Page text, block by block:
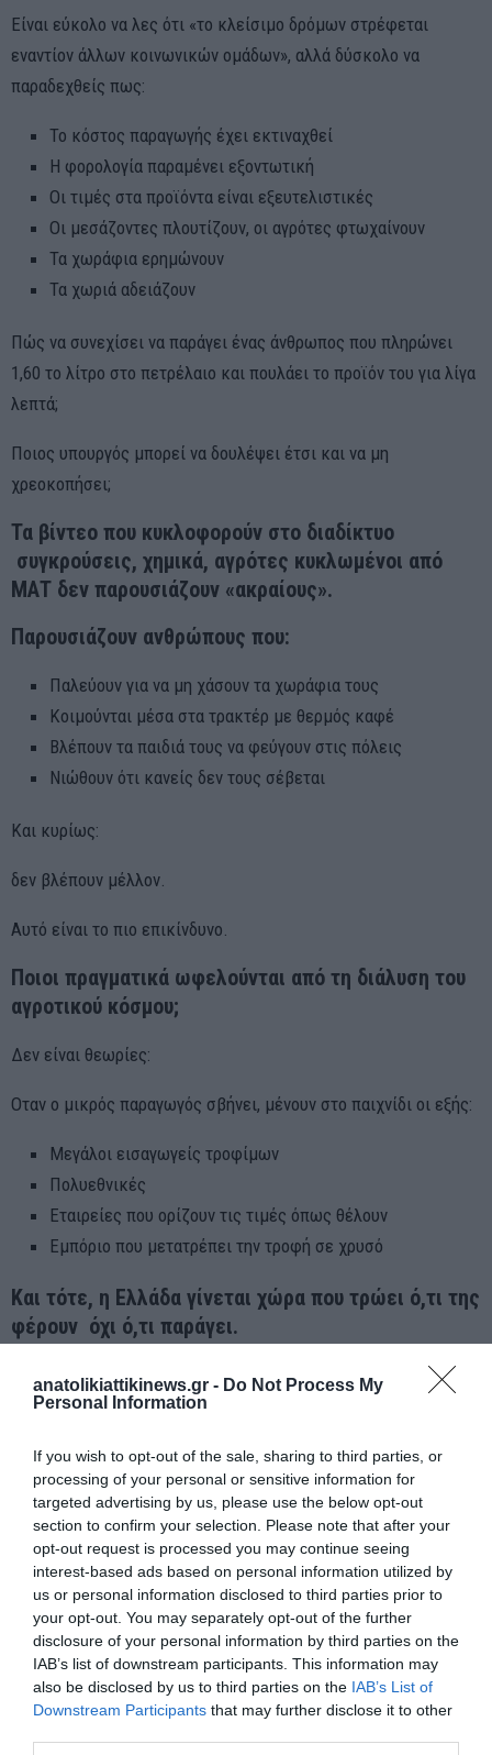
anatolikiattikinews.gr - Do Not Process My
Personal Information
If you wish to opt-out of the sale, sharing to third parties, or
processing of your personal or sensitive information for
targeted advertising by us, please use the below opt-out
section to confirm your selection. Please note that after your
opt-out request is processed you may continue seeing
interest-based ads based on personal information utilized by
us or personal information disclosed to third parties prior to
your opt-out. You may separately opt-out of the further
disclosure of your personal information by third parties on the
IAB’s list of downstream participants. This information may
also be disclosed by us to third parties on the IAB’s List of
Downstream Participants that may further disclose it to other
Είναι εύκολο να λες ότι «το κλείσιμο δρόμων στρέφεται
εναντίον άλλων κοινωνικών ομάδων», αλλά δύσκολο να
παραδεχθείς πως:
Το κόστος παραγωγής έχει εκτιναχθεί
Η φορολογία παραμένει εξοντωτική
Οι τιμές στα προϊόντα είναι εξευτελιστικές
Οι μεσάζοντες πλουτίζουν, οι αγρότες φτωχαίνουν
Τα χωράφια ερημώνουν
Τα χωριά αδειάζουν
Πώς να συνεχίσει να παράγει ένας άνθρωπος που πληρώνει
1,60 το λίτρο στο πετρέλαιο και πουλάει το προϊόν του για λίγα
λεπτά;
Ποιος υπουργός μπορεί να δουλέψει έτσι και να μη
χρεοκοπήσει;
Τα βίντεο που κυκλοφορούν στο διαδίκτυο
συγκρούσεις, χημικά, αγρότες κυκλωμένοι από
ΜΑΤ δεν παρουσιάζουν «ακραίους».
Παρουσιάζουν ανθρώπους που:
Παλεύουν για να μη χάσουν τα χωράφια τους
Κοιμούνται μέσα στα τρακτέρ με θερμός καφέ
Βλέπουν τα παιδιά τους να φεύγουν στις πόλεις
Νιώθουν ότι κανείς δεν τους σέβεται
Και κυρίως:
δεν βλέπουν μέλλον.
Αυτό είναι το πιο επικίνδυνο.
Ποιοι πραγματικά ωφελούνται από τη διάλυση του
αγροτικού κόσμου;
Δεν είναι θεωρίες:
Οταν ο μικρός παραγωγός σβήνει, μένουν στο παιχνίδι οι εξής:
Μεγάλοι εισαγωγείς τροφίμων
Πολυεθνικές
Εταιρείες που ορίζουν τις τιμές όπως θέλουν
Εμπόριο που μετατρέπει την τροφή σε χρυσό
Και τότε, η Ελλάδα γίνεται χώρα που τρώει ό,τι της
φέρουν όχι ό,τι παράγει.
Αυτός είναι ο πραγματικός εφιάλτης.
Κάθε φορά που ο αγροτικός κόσμος ξεσηκώνεται,
κάτι πάει πολύ λάθος.
Γιατί αυτοί οι άνθρωποι δεν ανήκουν όλοι σε κόμματα.
Δεν έχουν στρατηγικές.
Δεν έχουν επικοινωνιακά επιτελεία.
Έχουν:
χέρια ραγισμένα από δουλειά,